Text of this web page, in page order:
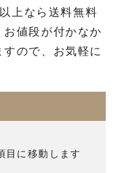
上なら送料無料
値段が付かなか
ので、お気軽に
目に移動します